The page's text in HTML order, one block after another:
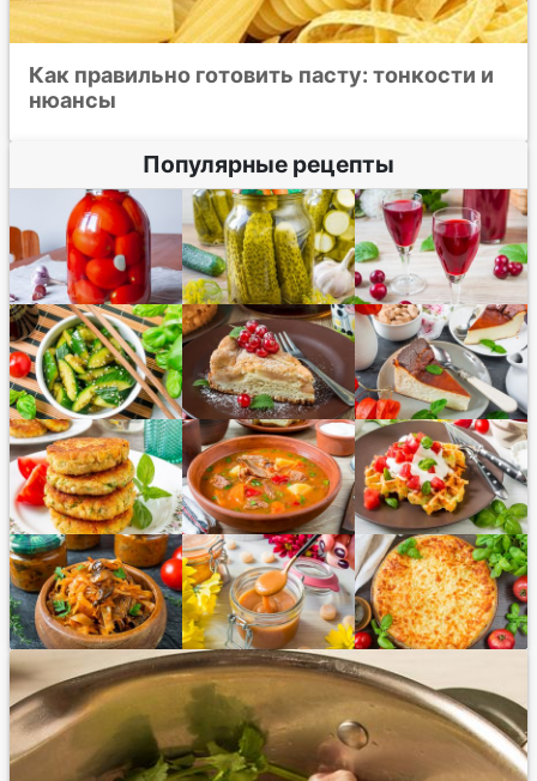
Как правильно готовить пасту: тонкости и
нюансы
Популярные рецепты